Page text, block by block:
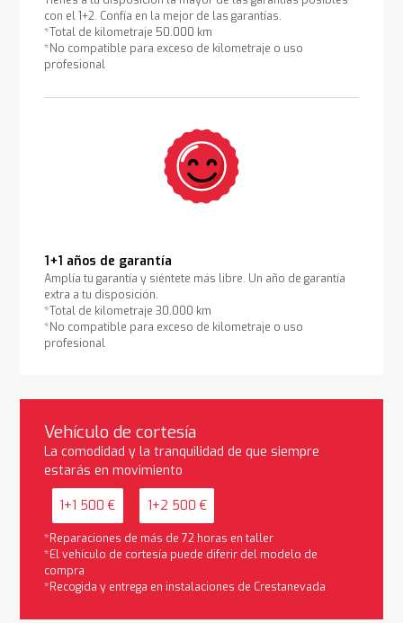
con el 1+2. Confía en la mejor de las garantías.
*Total de kilometraje 50.000 km
*No compatible para exceso de kilometraje o uso
profesional
1+1 años de garantía
Amplía tu garantía y siéntete más libre. Un año de garantía
extra a tu disposición.
*Total de kilometraje 30.000 km
*No compatible para exceso de kilometraje o uso
profesional
Vehículo de cortesía
La comodidad y la tranquilidad de que siempre
estarás en movimiento
1+1 500 € 1+2 500 €
*Reparaciones de más de 72 horas en taller
*El vehículo de cortesía puede diferir del modelo de
compra
*Recogida y entrega en instalaciones de Crestanevada